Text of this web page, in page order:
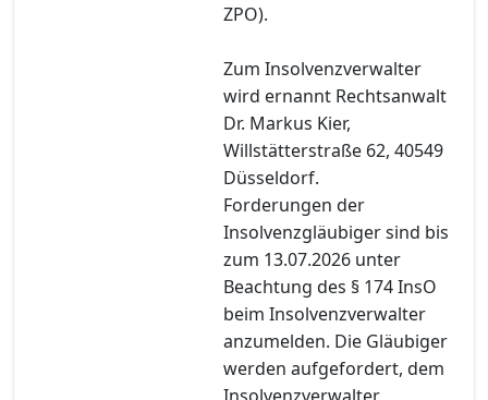
ZPO).
Zum Insolvenzverwalter
wird ernannt Rechtsanwalt
Dr. Markus Kier,
Willstätterstraße 62, 40549
Düsseldorf.
Forderungen der
Insolvenzgläubiger sind bis
zum 13.07.2026 unter
Beachtung des § 174 InsO
beim Insolvenzverwalter
anzumelden. Die Gläubiger
werden aufgefordert, dem